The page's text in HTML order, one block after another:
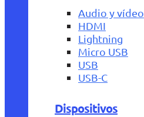
Audio y vídeo
HDMI
Lightning
Micro USB
USB
USB-C
Dispositivos